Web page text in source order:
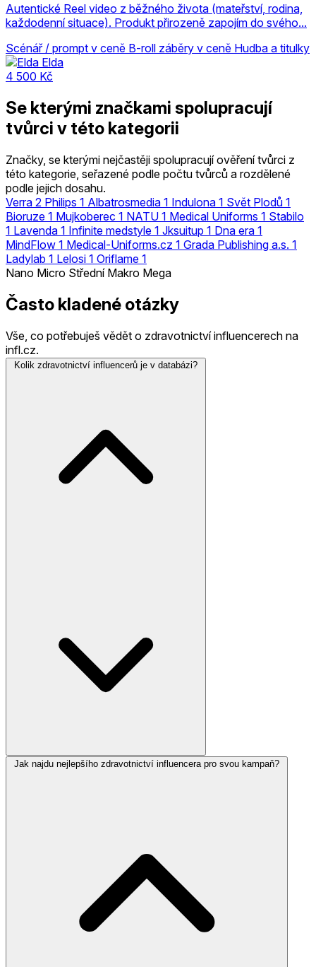
Autentické Reel video z běžného života (mateřství, rodina,
každodenní situace). Produkt přirozeně zapojím do svého...
Scénář / prompt v ceně B-roll záběry v ceně Hudba a titulky
Elda
4 500 Kč
Se kterými značkami spolupracují
tvůrci v této kategorii
Značky, se kterými nejčastěji spolupracují ověření tvůrci z
této kategorie, seřazené podle počtu tvůrců a rozdělené
podle jejich dosahu.
Verra 2 Philips 1 Albatrosmedia 1 Indulona 1 Svět Plodů 1
Bioruze 1 Mujkoberec 1 NATU 1 Medical Uniforms 1 Stabilo
1 Lavenda 1 Infinite medstyle 1 Jksuitup 1 Dna era 1
MindFlow 1 Medical-Uniforms.cz 1 Grada Publishing a.s. 1
Ladylab 1 Lelosi 1 Oriflame 1
Nano Micro Střední Makro Mega
Často kladené otázky
Vše, co potřebuješ vědět o zdravotnictví influencerech na
infl.cz.
Kolik zdravotnictví influencerů je v databázi?
Jak najdu nejlepšího zdravotnictví influencera pro svou kampaň?